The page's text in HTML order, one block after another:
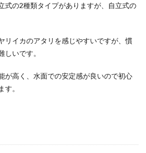
式の2種類タイプがありますが、自立式の
リイカのアタリを感じやすいですが、慣
しいです。
が高く、水面での安定感が良いので初心
。